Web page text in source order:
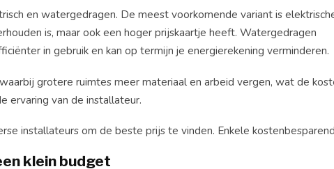
en watergedragen. De meest voorkomende variant is
is, maar ook een hoger prijskaartje heeft. Watergedragen
in gebruik en kan op termijn je energierekening verminderen.
grotere ruimtes meer materiaal en arbeid vergen, wat de
ervaring van de installateur.
installateurs om de beste prijs te vinden. Enkele
klein budget